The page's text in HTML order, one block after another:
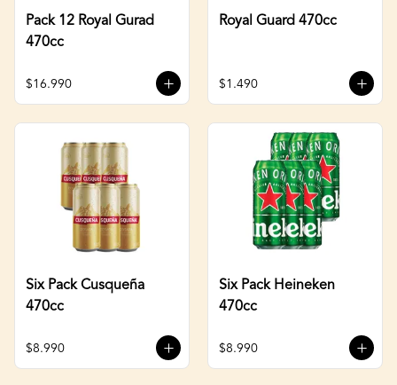
Pack 12 Royal Gurad
470cc
$16.990
Royal Guard 470cc
$1.490
Six Pack Cusqueña
470cc
$8.990
Six Pack Heineken
470cc
$8.990